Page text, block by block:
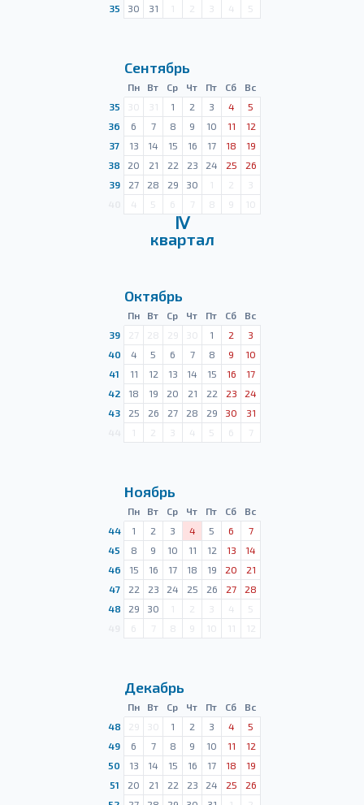
35
30 31 1 2 3 4 5
Сентябрь
Пн Вт Ср Чт Пт Сб
Вс
35
30 31 1 2 3 4
5
36
6 7 8 9 10 11
12
37
13 14 15 16 17 18
19
38
20 21 22 23 24 25
26
39
27 28 29 30 1 2
3
4 5 6 7 8 9 10
Ⅳ
квартал
Октябрь
Пн Вт Ср Чт Пт Сб
Вс
39
27 28 29 30 1 2
3
40
4 5 6 7 8 9
10
41
11 12 13 14 15 16
17
42
18 19 20 21 22 23
24
43
25 26 27 28 29 30
31
1 2 3 4 5 6 7
Ноябрь
Пн Вт Ср Чт Пт Сб
Вс
44
1 2 3 4 5 6
7
45
8 9 10 11 12 13
14
46
15 16 17 18 19 20
21
47
22 23 24 25 26 27
28
48
29 30 1 2 3 4
5
6 7 8 9 10 11 12
Декабрь
Пн Вт Ср Чт Пт Сб
Вс
48
29 30 1 2 3 4
5
49
6 7 8 9 10 11
12
50
13 14 15 16 17 18
19
51
20 21 22 23 24 25
26